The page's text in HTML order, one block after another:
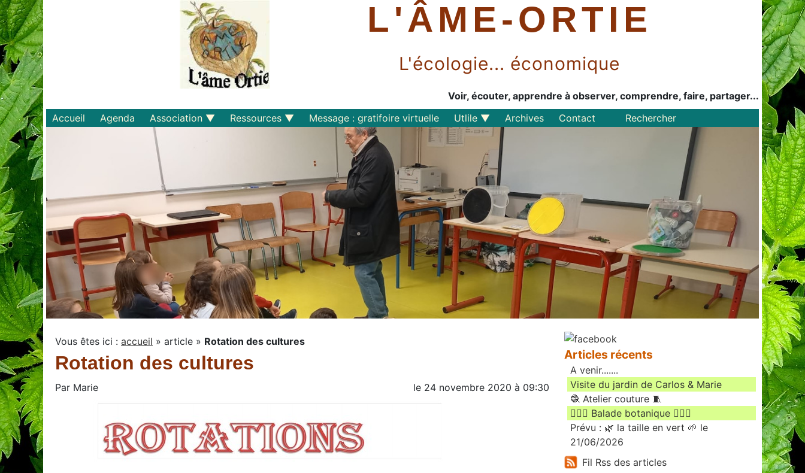
L'ÂME-ORTIE
L'écologie... économique
Voir, écouter, apprendre à observer, comprendre, faire, partager...
Accueil
Agenda
Association
Qui sommes-nous ?
Statuts et règlements
Adhérer
Documents
Bulletin d'adhésion
Ressources
Recettes
Projets
Message : gratifoire virtuelle
Utlile
Outils libres
Perspective
Archives Contact Rechercher
Vous êtes ici : accueil » article » Rotation des cultures
Rotation des cultures
Par Marie le 24 novembre 2020 à 09:30
Articles récents
A venir.......
Visite du jardin de Carlos & Marie
🧶 Atelier couture 🧵
🚶🏻‍♀️ Balade botanique 🚶🏻‍♂️
Prévu : 🌿 la taille en vert 🌱 le
21/06/2026
Fil Rss des articles